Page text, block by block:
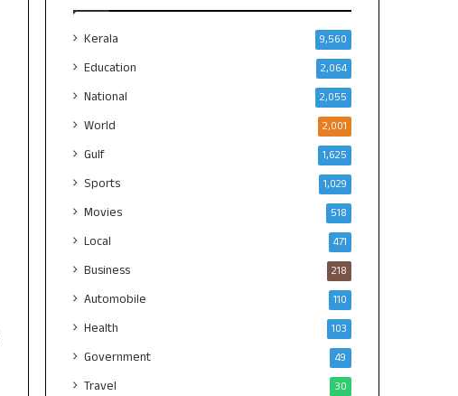
Kerala 9,560
Education 2,064
National 2,055
World 2,001
Gulf 1,625
Sports 1,029
Movies 518
Local 471
Business 218
Automobile 110
Health 103
Government 49
Travel 30